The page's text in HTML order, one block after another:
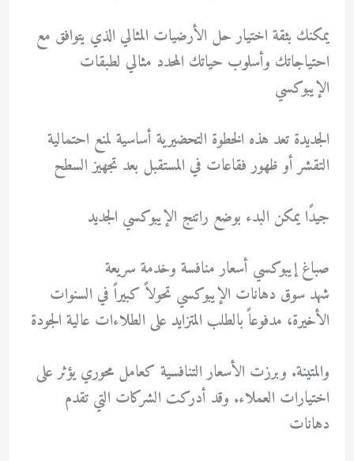
يمكنك بثقة اختيار حل الأرضيات المثالي الذي يتوافق مع
احتياجاتك وأسلوب حياتك المحدد مثالي لطبقات
الإيبوكسي
الجديدة تعد هذه الخطوة التحضيرية أساسية لمنع احتمالية
التقشر أو ظهور فقاعات في المستقبل بعد تجهيز السطح
جيدًا يمكن البدء بوضع راتنج الإيبوكسي الجديد
صباغ إيبوكسي أسعار منافسة وخدمة سريعة
شهد سوق دهانات الإيبوكسي تحولاً كبيراً في السنوات
الأخيرة، مدفوعاً بالطلب المتزايد على الطلاءات عالية الجودة
والمتينة. وبرزت الأسعار التنافسية كعامل محوري يؤثر على
اختيارات العملاء. وقد أدركت الشركات التي تقدم
دهانات